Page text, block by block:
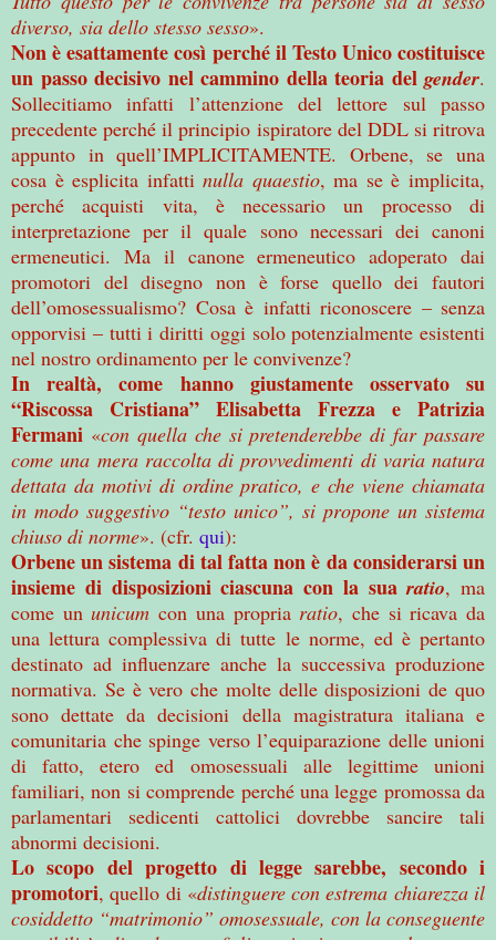
diverso, sia dello stesso sesso».
Non è esattamente così perché il Testo Unico costituisce
un passo decisivo nel cammino della teoria del gender.
Sollecitiamo infatti l’attenzione del lettore sul passo
precedente perché il principio ispiratore del DDL si ritrova
appunto in quell’IMPLICITAMENTE. Orbene, se una
cosa è esplicita infattinulla quaestio, ma se è implicita,
perché acquisti vita, è necessario un processo di
interpretazione per il quale sono necessari dei canoni
ermeneutici. Ma il canone ermeneutico adoperato dai
promotori del disegno non è forse quello dei fautori
dell’omosessualismo? Cosa è infatti riconoscere – senza
opporvisi – tutti i diritti oggi solo potenzialmente esistenti
nel nostro ordinamento per le convivenze?
In realtà, come hanno giustamente osservato su
“Riscossa Cristiana” Elisabetta Frezza e Patrizia
Fermani «con quella che si pretenderebbe di far passare
come una mera raccolta di provvedimenti di varia natura
dettata da motivi di ordine pratico, e che viene chiamata
in modo suggestivo “testo unico”, si propone un sistema
chiuso di norme». (cfr. qui):
Orbene un sistema di tal fatta non è da considerarsi un
insieme di disposizioni ciascuna con la suaratio, ma
come ununicum con una propria ratio, che si ricava da
una lettura complessiva di tutte le norme, ed è pertanto
destinato ad influenzare anche la successiva produzione
normativa. Se è vero che molte delle disposizioni de quo
sono dettate da decisioni della magistratura italiana e
comunitaria che spinge verso l’equiparazione delle unioni
di fatto, etero ed omosessuali alle legittime unioni
familiari, non si comprende perché una legge promossa da
parlamentari sedicenti cattolici dovrebbe sancire tali
abnormi decisioni.
Lo scopo del progetto di legge sarebbe, secondo i
promotori, quello di «distinguere con estrema chiarezza il
cosiddetto “matrimonio” omosessuale, con la conseguente